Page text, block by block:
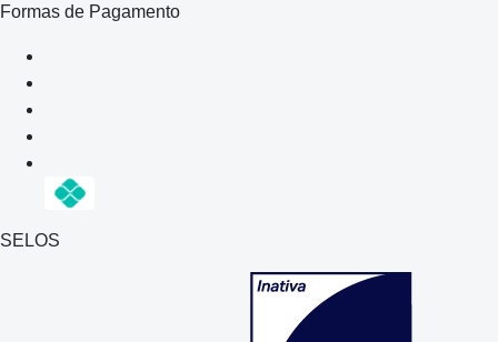
Formas de Pagamento
SELOS